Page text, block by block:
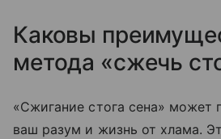
Каковы
метода «сжечь
«Сжигание стога сена» может
ваш разум и жизнь от хлама.